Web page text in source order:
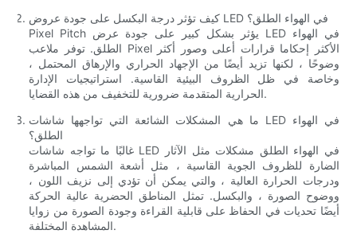
كيف تؤثر درجة البكسل على جودة عروض LED في الهواء الطلق؟
Pixel Pitch يؤثر بشكل كبير على جودة عرض LED في الهواء
الطلق. توفر ملاعب Pixel الأكثر إحكاما قرارات أعلى وصور أكثر
وضوحًا ، لكنها تزيد أيضًا من الإجهاد الحراري والإرهاق المحتمل ،
وخاصة في ظل الظروف البيئية القاسية. استراتيجيات الإدارة
الحرارية المتقدمة ضرورية للتخفيف من هذه القضايا.
ما هي المشكلات الشائعة التي تواجهها شاشات LED في الهواء
الطلق؟
غالبًا ما تواجه شاشات LED في الهواء الطلق مشكلات مثل الآثار
الضارة للظروف الجوية القاسية ، مثل أشعة الشمس المباشرة
ودرجات الحرارة العالية ، والتي يمكن أن تؤدي إلى نزيف اللون ،
ووضوح الصورة ، والبكسل. تمثل المناطق الحضرية عالية الحركة
أيضًا تحديات في الحفاظ على قابلية القراءة وجودة الصورة من زوايا
المشاهدة المختلفة.